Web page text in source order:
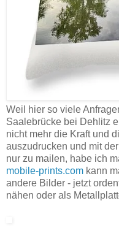
Weil hier so viele
Saalebrücke bei Dehlitz
nicht mehr die Kraft und
auszudrucken und mit
nur zu mailen, habe ich
mobile-prints.com kann
andere Bilder - jetzt
nähen oder als